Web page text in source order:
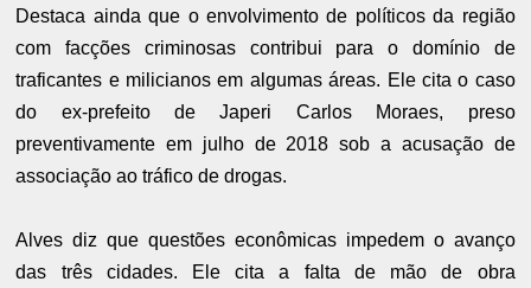
Destaca ainda que o envolvimento de políticos da região
com facções criminosas contribui para o domínio de
traficantes e milicianos em algumas áreas. Ele cita o caso
do ex-prefeito de Japeri Carlos Moraes, preso
preventivamente em julho de 2018 sob a acusação de
associação ao tráfico de drogas.
Alves diz que questões econômicas impedem o avanço
das três cidades. Ele cita a falta de mão de obra